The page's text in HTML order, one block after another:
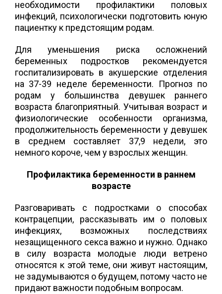
необходимости профилактики половых
инфекций, психологически подготовить юную
пациентку к предстоящим родам.
Для уменьшения риска осложнений
беременных подростков рекомендуется
госпитализировать в акушерские отделения
на 37-39 неделе беременности. Прогноз по
родам у большинства девушек раннего
возраста благоприятный. Учитывая возраст и
физиологические особенности организма,
продолжительность беременности у девушек
в среднем составляет 37,9 недели, это
немного короче, чем у взрослых женщин.
Профилактика беременности в раннем
возрасте
Разговаривать с подростками о способах
контрацепции, рассказывать им о половых
инфекциях, возможных последствиях
незащищенного секса важно и нужно. Однако
в силу возраста молодые люди ветрено
относятся к этой теме, они живут настоящим,
не задумываются о будущем, потому часто не
придают важности подобным вопросам.